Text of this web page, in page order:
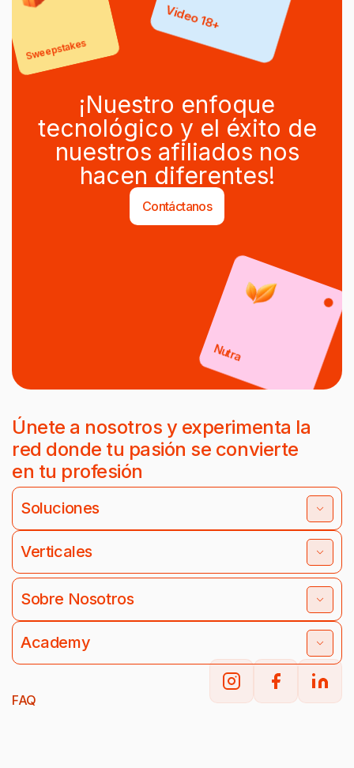
¡Nuestro enfoque
tecnológico y el éxito de
nuestros afiliados nos
hacen diferentes!
Contáctanos
Sweepstakes
Video 18+
Nutra
Únete a nosotros y experimenta la
red donde tu pasión se convierte
en tu profesión
Soluciones
Verticales
Sobre Nosotros
Academy
FAQ